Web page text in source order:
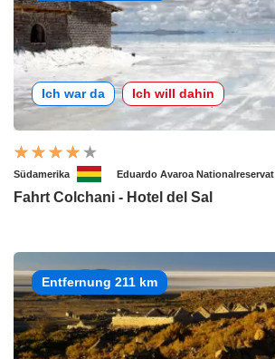
Ich war da Ich will dahin
Südamerika Eduardo Avaroa Nationalreservat
Fahrt Colchani - Hotel del Sal
Entfernung 211 km